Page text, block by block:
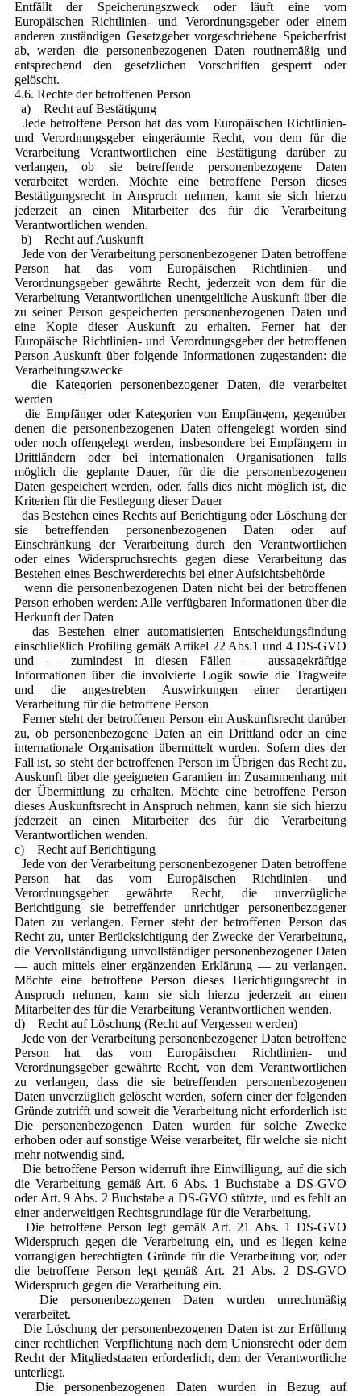
Entfällt der Speicherungszweck oder läuft eine vom
Europäischen Richtlinien- und Verordnungsgeber oder einem
anderen zuständigen Gesetzgeber vorgeschriebene Speicherfrist
ab, werden die personenbezogenen Daten routinemäßig und
entsprechend den gesetzlichen Vorschriften gesperrt oder
gelöscht.
4.6. Rechte der betroffenen Person
a) Recht auf Bestätigung
Jede betroffene Person hat das vom Europäischen Richtlinien-
und Verordnungsgeber eingeräumte Recht, von dem für die
Verarbeitung Verantwortlichen eine Bestätigung darüber zu
verlangen, ob sie betreffende personenbezogene Daten
verarbeitet werden. Möchte eine betroffene Person dieses
Bestätigungsrecht in Anspruch nehmen, kann sie sich hierzu
jederzeit an einen Mitarbeiter des für die Verarbeitung
Verantwortlichen wenden.
b) Recht auf Auskunft
Jede von der Verarbeitung personenbezogener Daten betroffene
Person hat das vom Europäischen Richtlinien- und
Verordnungsgeber gewährte Recht, jederzeit von dem für die
Verarbeitung Verantwortlichen unentgeltliche Auskunft über die
zu seiner Person gespeicherten personenbezogenen Daten und
eine Kopie dieser Auskunft zu erhalten. Ferner hat der
Europäische Richtlinien- und Verordnungsgeber der betroffenen
Person Auskunft über folgende Informationen zugestanden: die
Verarbeitungszwecke
die Kategorien personenbezogener Daten, die verarbeitet
werden
die Empfänger oder Kategorien von Empfängern, gegenüber
denen die personenbezogenen Daten offengelegt worden sind
oder noch offengelegt werden, insbesondere bei Empfängern in
Drittländern oder bei internationalen Organisationen falls
möglich die geplante Dauer, für die die personenbezogenen
Daten gespeichert werden, oder, falls dies nicht möglich ist, die
Kriterien für die Festlegung dieser Dauer
das Bestehen eines Rechts auf Berichtigung oder Löschung der
sie betreffenden personenbezogenen Daten oder auf
Einschränkung der Verarbeitung durch den Verantwortlichen
oder eines Widerspruchsrechts gegen diese Verarbeitung das
Bestehen eines Beschwerderechts bei einer Aufsichtsbehörde
wenn die personenbezogenen Daten nicht bei der betroffenen
Person erhoben werden: Alle verfügbaren Informationen über die
Herkunft der Daten
das Bestehen einer automatisierten Entscheidungsfindung
einschließlich Profiling gemäß Artikel 22 Abs.1 und 4 DS-GVO
und — zumindest in diesen Fällen — aussagekräftige
Informationen über die involvierte Logik sowie die Tragweite
und die angestrebten Auswirkungen einer derartigen
Verarbeitung für die betroffene Person
Ferner steht der betroffenen Person ein Auskunftsrecht darüber
zu, ob personenbezogene Daten an ein Drittland oder an eine
internationale Organisation übermittelt wurden. Sofern dies der
Fall ist, so steht der betroffenen Person im Übrigen das Recht zu,
Auskunft über die geeigneten Garantien im Zusammenhang mit
der Übermittlung zu erhalten. Möchte eine betroffene Person
dieses Auskunftsrecht in Anspruch nehmen, kann sie sich hierzu
jederzeit an einen Mitarbeiter des für die Verarbeitung
Verantwortlichen wenden.
c) Recht auf Berichtigung
Jede von der Verarbeitung personenbezogener Daten betroffene
Person hat das vom Europäischen Richtlinien- und
Verordnungsgeber gewährte Recht, die unverzügliche
Berichtigung sie betreffender unrichtiger personenbezogener
Daten zu verlangen. Ferner steht der betroffenen Person das
Recht zu, unter Berücksichtigung der Zwecke der Verarbeitung,
die Vervollständigung unvollständiger personenbezogener Daten
— auch mittels einer ergänzenden Erklärung — zu verlangen.
Möchte eine betroffene Person dieses Berichtigungsrecht in
Anspruch nehmen, kann sie sich hierzu jederzeit an einen
Mitarbeiter des für die Verarbeitung Verantwortlichen wenden.
d) Recht auf Löschung (Recht auf Vergessen werden)
Jede von der Verarbeitung personenbezogener Daten betroffene
Person hat das vom Europäischen Richtlinien- und
Verordnungsgeber gewährte Recht, von dem Verantwortlichen
zu verlangen, dass die sie betreffenden personenbezogenen
Daten unverzüglich gelöscht werden, sofern einer der folgenden
Gründe zutrifft und soweit die Verarbeitung nicht erforderlich ist:
Die personenbezogenen Daten wurden für solche Zwecke
erhoben oder auf sonstige Weise verarbeitet, für welche sie nicht
mehr notwendig sind.
Die betroffene Person widerruft ihre Einwilligung, auf die sich
die Verarbeitung gemäß Art. 6 Abs. 1 Buchstabe a DS-GVO
oder Art. 9 Abs. 2 Buchstabe a DS-GVO stützte, und es fehlt an
einer anderweitigen Rechtsgrundlage für die Verarbeitung.
Die betroffene Person legt gemäß Art. 21 Abs. 1 DS-GVO
Widerspruch gegen die Verarbeitung ein, und es liegen keine
vorrangigen berechtigten Gründe für die Verarbeitung vor, oder
die betroffene Person legt gemäß Art. 21 Abs. 2 DS-GVO
Widerspruch gegen die Verarbeitung ein.
Die personenbezogenen Daten wurden unrechtmäßig
verarbeitet.
Die Löschung der personenbezogenen Daten ist zur Erfüllung
einer rechtlichen Verpflichtung nach dem Unionsrecht oder dem
Recht der Mitgliedstaaten erforderlich, dem der Verantwortliche
unterliegt.
Die personenbezogenen Daten wurden in Bezug auf